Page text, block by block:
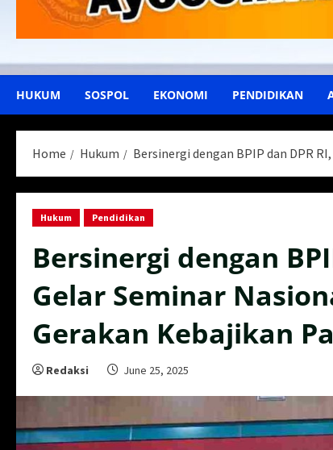
HUKUM SOSPOL EKONOMI PENDIDIKAN
Home Hukum Bersinergi dengan BPIP dan DPR
Hukum Pendidikan
Bersinergi dengan
Gelar Seminar
Gerakan Kebajikan
Redaksi June 25, 2025